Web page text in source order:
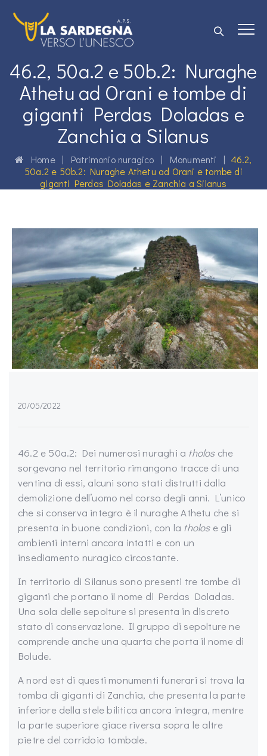
46.2, 50a.2 e 50b.2: Nuraghe
Athetu ad Orani e tombe di
giganti Perdas Doladas e
Zanchia a Silanus
Home| Patrimonio nuragico | Monumenti | 46.2,
50a.2 e 50b.2: Nuraghe Athetu ad Orani e tombe di
giganti Perdas Doladas e Zanchia a Silanus
20/05/2022
46.2 e 50a.2: Dei numerosi nuraghi a tholosche
sorgevano nel territorio rimangono tracce di una
ventina di essi, alcuni sono stati distrutti dalla
demolizione dell’uomo nel corso degli anni. L’unico
che si conserva integro è il nuraghe Athetu che si
presenta in buone condizioni, con la tholos e gli
ambienti interni ancora intatti e con un
insediamento nuragico circostante.
In territorio di Silanus sono presenti tre tombe di
giganti che portano il nome di Perdas Doladas.
Una sola delle sepolture si presenta in discreto
stato di conservazione. Il gruppo di sepolture ne
comprende anche una quarta che porta il nome di
Bolude.
A nord est di questi monumenti funerari si trova la
tomba di giganti di Zanchia, che presenta la parte
inferiore della stele bilitica ancora integra, mentre
la parte superiore giace riversa sopra le altre
pietre del corridoio tombale.